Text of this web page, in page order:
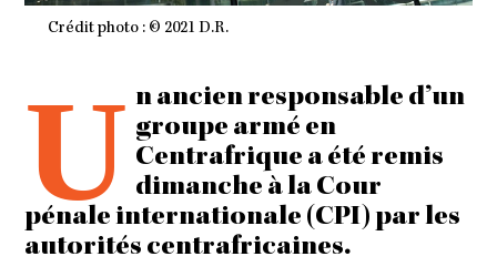
Crédit photo : © 2021 D.R.
U n ancien responsable d’un
groupe armé en
Centrafrique a été remis
dimanche à la Cour
pénale internationale (CPI) par les
autorités centrafricaines.